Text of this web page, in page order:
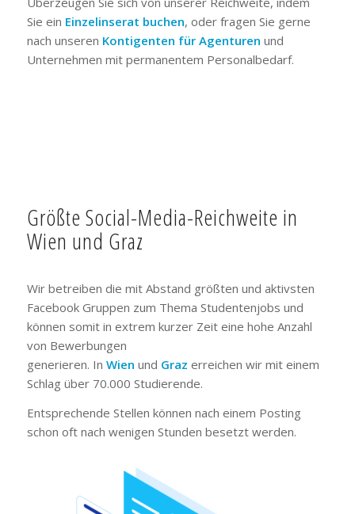
Sie ein Einzelinserat buchen, oder fragen Sie gerne
nach unseren Kontigenten für Agenturen und
Unternehmen mit permanentem Personalbedarf.
Größte Social-Media-Reichweite in
Wien und Graz
Wir betreiben die mit Abstand größten und aktivsten
Facebook Gruppen zum Thema Studentenjobs und
können somit in extrem kurzer Zeit eine hohe Anzahl
von Bewerbungen
generieren. In Wien und Graz erreichen wir mit einem
Schlag über 70.000 Studierende.
Entsprechende Stellen können nach einem Posting
schon oft nach wenigen Stunden besetzt werden.